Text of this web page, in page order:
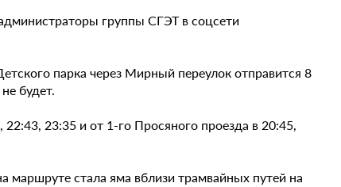
группы СГЭТ в соцсети
парка через Мирный переулок отправится 8
будет.
23:35 и от 1-го Просяного проезда в 20:45,
стала яма вблизи трамвайных путей на